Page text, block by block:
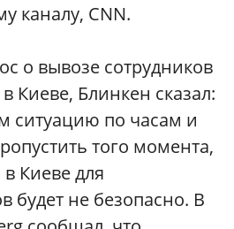
каналу, CNN.
о вывозе сотрудников
Киеве, Блинкен сказал:
ситуацию по часам и
того момента,
в Киеве для
будет не безопасно. В